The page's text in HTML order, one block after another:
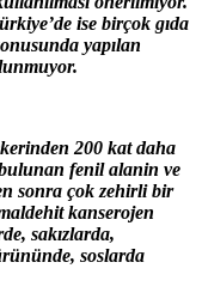
ise birçok gıda
yapılan
200 kat daha
bulunan fenil alanin ve
sonra çok zehirli bir
kanserojen
sakızlarda,
soslarda